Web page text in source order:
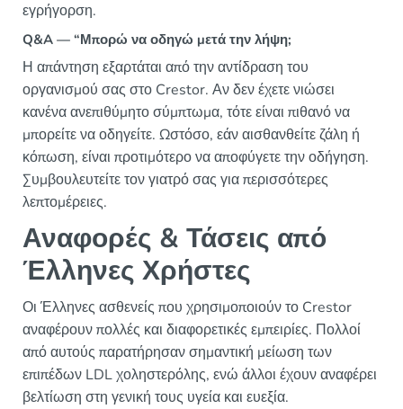
εγρήγορση.
Q&A — “Μπορώ να οδηγώ μετά την λήψη;
Η απάντηση εξαρτάται από την αντίδραση του
οργανισμού σας στο Crestor. Αν δεν έχετε νιώσει
κανένα ανεπιθύμητο σύμπτωμα, τότε είναι πιθανό να
μπορείτε να οδηγείτε. Ωστόσο, εάν αισθανθείτε ζάλη ή
κόπωση, είναι προτιμότερο να αποφύγετε την οδήγηση.
Συμβουλευτείτε τον γιατρό σας για περισσότερες
λεπτομέρειες.
Αναφορές & Τάσεις από
Έλληνες Χρήστες
Οι Έλληνες ασθενείς που χρησιμοποιούν το Crestor
αναφέρουν πολλές και διαφορετικές εμπειρίες. Πολλοί
από αυτούς παρατήρησαν σημαντική μείωση των
επιπέδων LDL χοληστερόλης, ενώ άλλοι έχουν αναφέρει
βελτίωση στη γενική τους υγεία και ευεξία.